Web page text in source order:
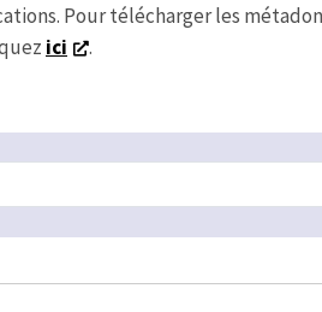
Pour télécharger les
ici .